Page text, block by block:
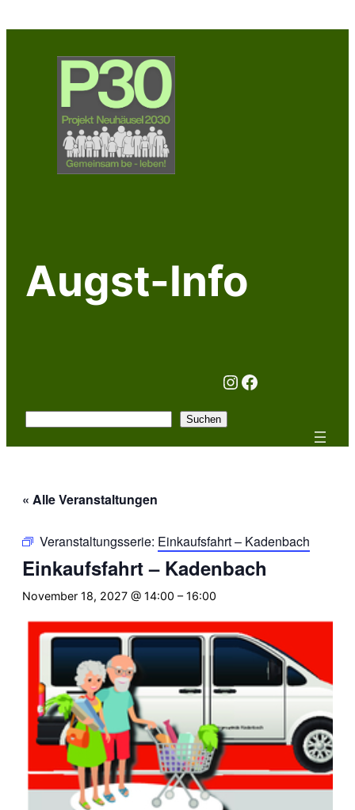
Augst-Info
Instagram
Facebook
Suchen
« Alle Veranstaltungen
Veranstaltungsserie: Einkaufsfahrt – Kadenbach
Einkaufsfahrt – Kadenbach
November 18, 2027 @ 14:00 – 16:00